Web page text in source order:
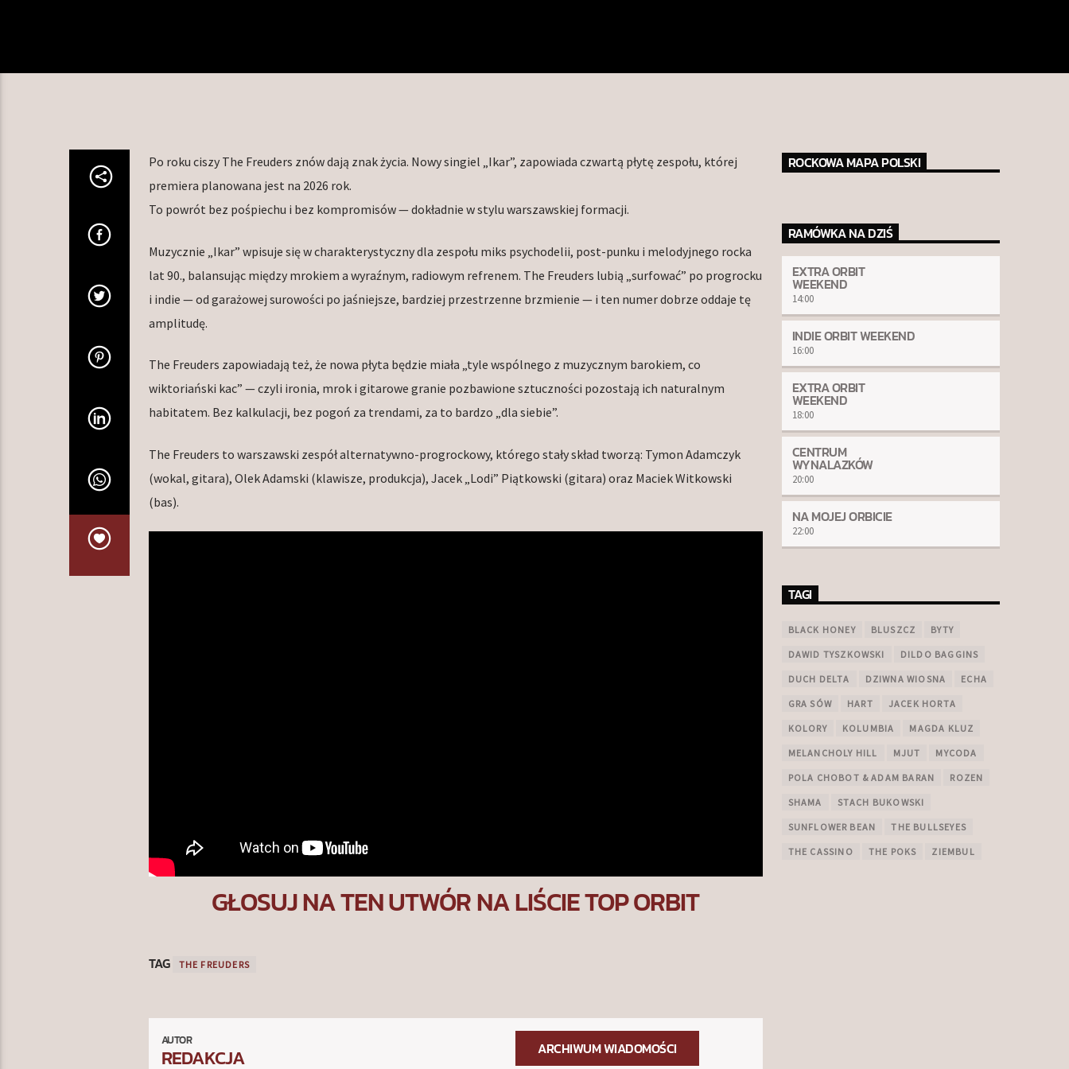
Po roku ciszy The Freuders znów dają znak życia. Nowy singiel „Ikar”, zapowiada czwartą płytę zespołu, której
premiera planowana jest na 2026 rok.
To powrót bez pośpiechu i bez kompromisów — dokładnie w stylu warszawskiej formacji.
Muzycznie „Ikar” wpisuje się w charakterystyczny dla zespołu miks psychodelii, post-punku i melodyjnego rocka
lat 90., balansując między mrokiem a wyraźnym, radiowym refrenem. The Freuders lubią „surfować” po progrocku
i indie — od garażowej surowości po jaśniejsze, bardziej przestrzenne brzmienie — i ten numer dobrze oddaje tę
amplitudę.
The Freuders zapowiadają też, że nowa płyta będzie miała „tyle wspólnego z muzycznym barokiem, co
wiktoriański kac” — czyli ironia, mrok i gitarowe granie pozbawione sztuczności pozostają ich naturalnym
habitatem. Bez kalkulacji, bez pogoń za trendami, za to bardzo „dla siebie”.
The Freuders to warszawski zespół alternatywno-progrockowy, którego stały skład tworzą: Tymon Adamczyk
(wokal, gitara), Olek Adamski (klawisze, produkcja), Jacek „Lodi” Piątkowski (gitara) oraz Maciek Witkowski
(bas).
GŁOSUJ NA TEN UTWÓR NA LIŚCIE TOP ORBIT
TAG THE FREUDERS
AUTOR
REDAKCJA ARCHIWUM WIADOMOŚCI
ROCKOWA MAPA POLSKI
RAMÓWKA NA DZIŚ
EXTRA ORBIT
WEEKEND
14:00
INDIE ORBIT WEEKEND
16:00
EXTRA ORBIT
WEEKEND
18:00
CENTRUM
WYNALAZKÓW
20:00
NA MOJEJ ORBICIE
22:00
TAGI
BLACK HONEY BLUSZCZ BYTY
DAWID TYSZKOWSKI DILDO BAGGINS
DUCH DELTA DZIWNA WIOSNA ECHA
GRA SÓW HART JACEK HORTA
KOLORY KOLUMBIA MAGDA KLUZ
MELANCHOLY HILL MJUT MYCODA
POLA CHOBOT & ADAM BARAN ROZEN
SHAMA STACH BUKOWSKI
SUNFLOWER BEAN THE BULLSEYES
THE CASSINO THE POKS ZIEMBUL